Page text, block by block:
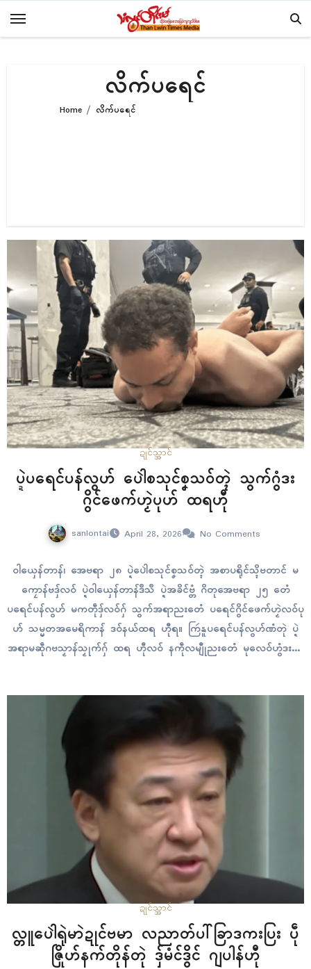
လိက်ပရေၚ်
Home လိက်ပရေၚ်
ဍုၚ်သ္အာၚ်
ပ္ဍဲပရေၚ်ပန်လွဟ် ပေါဲစသုၚ်စၞသဝ်တ္ၚဲ သွက်ဂွံဒး
ဂွိၚ်ဖေက်ဟၟဲပုဟ် ထရဟီု
sanlontai April 28, 2026 No Comments
ဝါယှေန်တာန်၊ အေဗရာ ၂၈ ပ္ဍဲပေါဲစသုၚ်စၞသဝ်တ္ၚဲ အစာပရိုၚ်သ္ၚိဗတာင် မ
ကၠောန်ဗဒှ်လဝ် ပ္ဍဲဝါယှေန်တာန်ဒဳသဳ ပ္ဍဲအခိၚ်ဗ္တံ ဂိတုအေဗရာ ၂၅ တေံ
ပရေၚ်ပန်လွဟ် မကတဵုဒှ်လဝ်ဂှ် သွက်အရာညးတေံ ပရေၚ်ဂွိၚ်ဖေက်ဟၟဲလဝ်ပု
ဟ် သမ္မတအမေရိကာန် ဒဝ်နယ်ထရ ဟီုရ။ ကြဴနူပရေၚ်ပန်လွဟ်ဏံတုဲ ပ္ဍဲ
အရာမဆဵုဂဗသၟာန်သၟုက်ဂှ် ထရ ဟီုလဝ် နကဵုလမျီုညးတေံ မုလေဝ်ဟွံဒးဂွိၚ်
ဍုၚ်သ္အာၚ်
လ္တူပေါဲရုဲမာဲဍုၚ်ဗမာ လညာတ်ပါ်ခြာဒကးပြး ပဵု
ဇြိုဟ်နက်တိုန်တုဲ ဒှ်မံၚ်ဒွိၚ် ဂျပါန်ဟီု